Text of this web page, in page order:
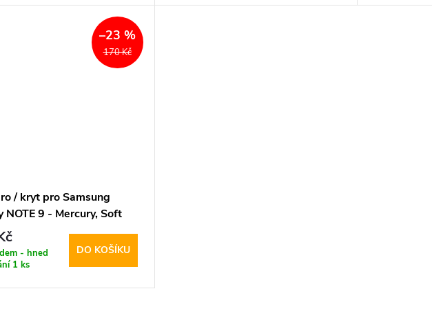
170 Kč
–23 %
/ kryt pro Samsung
NOTE 9 - Mercury, Soft
Pink Sand
- hned
1 ks
DO KOŠÍKU